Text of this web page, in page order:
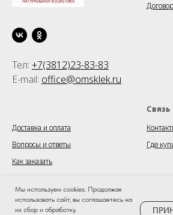
Мы используем cookies. Продолжая
использовать сайт, вы соглашаетесь на
их сбор и обработку.
Тел: +7(3812)23-83-83
E-mail: office@omsklek.ru
Договор
Доставка и оплата
Вопросы и ответы
Как заказать
Связь
Где
©goscosmetic.ru - Официальный